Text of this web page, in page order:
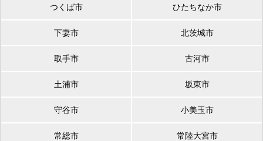
つくば市 ひたちなか市
下妻市 北茨城市
取手市 古河市
土浦市 坂東市
守谷市 小美玉市
常総市 常陸大宮市